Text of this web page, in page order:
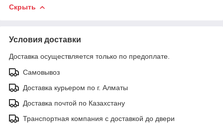
Скрыть
Условия доставки
Доставка осуществляется только по предоплате.
Самовывоз
Доставка курьером по г. Алматы
Доставка почтой по Казахстану
Транспортная компания с доставкой до двери